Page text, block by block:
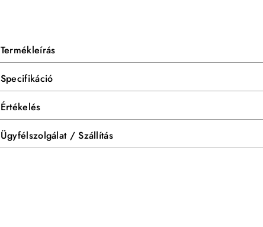
Termékleírás
Specifikáció
Értékelés
Ügyfélszolgálat / Szállítás